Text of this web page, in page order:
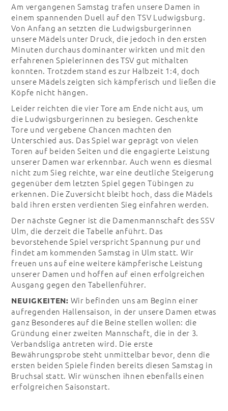
Am vergangenen Samstag trafen unsere Damen in
einem spannenden Duell auf den TSV Ludwigsburg.
Von Anfang an setzten die Ludwigsburgerinnen
unsere Mädels unter Druck, die jedoch in den ersten
Minuten durchaus dominanter wirkten und mit den
erfahrenen Spielerinnen des TSV gut mithalten
konnten. Trotzdem stand es zur Halbzeit 1:4, doch
unsere Mädels zeigten sich kämpferisch und ließen die
Köpfe nicht hängen.
Leider reichten die vier Tore am Ende nicht aus, um
die Ludwigsburgerinnen zu besiegen. Geschenkte
Tore und vergebene Chancen machten den
Unterschied aus. Das Spiel war geprägt von vielen
Toren auf beiden Seiten und die engagierte Leistung
unserer Damen war erkennbar. Auch wenn es diesmal
nicht zum Sieg reichte, war eine deutliche Steigerung
gegenüber dem letzten Spiel gegen Tübingen zu
erkennen. Die Zuversicht bleibt hoch, dass die Mädels
bald ihren ersten verdienten Sieg einfahren werden.
Der nächste Gegner ist die Damenmannschaft des SSV
Ulm, die derzeit die Tabelle anführt. Das
bevorstehende Spiel verspricht Spannung pur und
findet am kommenden Samstag in Ulm statt. Wir
freuen uns auf eine weitere kämpferische Leistung
unserer Damen und hoffen auf einen erfolgreichen
Ausgang gegen den Tabellenführer.
NEUIGKEITEN: Wir befinden uns am Beginn einer
aufregenden Hallensaison, in der unsere Damen etwas
ganz Besonderes auf die Beine stellen wollen: die
Gründung einer zweiten Mannschaft, die in der 3.
Verbandsliga antreten wird. Die erste
Bewährungsprobe steht unmittelbar bevor, denn die
ersten beiden Spiele finden bereits diesen Samstag in
Bruchsal statt. Wir wünschen ihnen ebenfalls einen
erfolgreichen Saisonstart.